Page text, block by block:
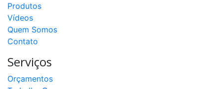
Produtos
Vídeos
Quem Somos
Contato
Serviços
Orçamentos